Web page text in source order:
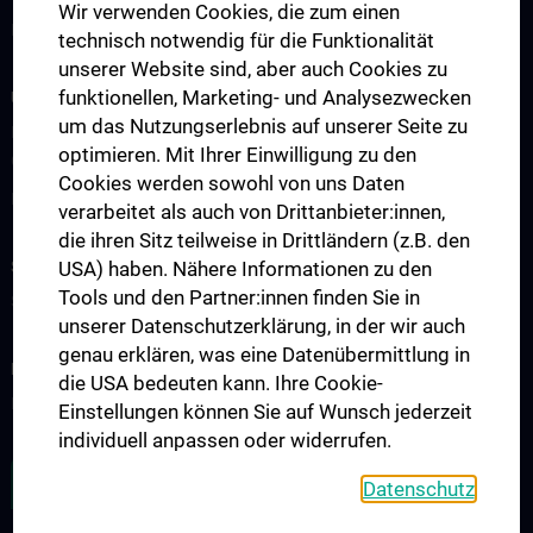
Erkrankungen & Behandlungsspektrum
UNSERE ABTEILUNGEN
Klinische Abteilung für Allgemeine Hals-, Nasen- und
Ohrenheilkunde
STUDIUM, AUS- UND WEITERBILDUNG
Studium und Lehre
FORSCHUNG
Forschungsbereiche
Wir verwenden Cookies, die zum einen
technisch notwendig für die Funktionalität
unserer Website sind, aber auch Cookies zu
funktionellen, Marketing- und Analysezwecken
um das Nutzungserlebnis auf unserer Seite zu
optimieren. Mit Ihrer Einwilligung zu den
Cookies werden sowohl von uns Daten
verarbeitet als auch von Drittanbieter:innen,
die ihren Sitz teilweise in Drittländern (z.B. den
USA) haben. Nähere Informationen zu den
Tools und den Partner:innen finden Sie in
unserer Datenschutzerklärung, in der wir auch
genau erklären, was eine Datenübermittlung in
die USA bedeuten kann. Ihre Cookie-
Einstellungen können Sie auf Wunsch jederzeit
individuell anpassen oder widerrufen.
Datenschutz